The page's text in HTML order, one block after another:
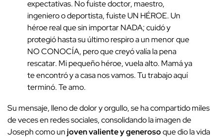
expectativas. No fuiste doctor, maestro,
ingeniero o deportista, fuiste UN HÉROE. Un
héroe real que sin importar NADA; cuidó y
protegió hasta su último respiro a un menor que
NO CONOCÍA, pero que creyó valía la pena
rescatar. Mi pequeño héroe, vuela alto. Mamá ya
te encontró y a casa nos vamos. Tu trabajo aquí
terminó. Te amo.
Su mensaje, lleno de dolor y orgullo, se ha compartido miles
de veces en redes sociales, consolidando la imagen de
Joseph como unjoven valiente y generosoque dio la vida